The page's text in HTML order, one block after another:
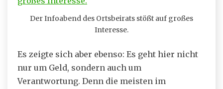
Der Infoabend des Ortsbeirats stößt auf großes
Interesse.
Es zeigte sich aber ebenso: Es geht hier nicht
nur um Geld, sondern auch um
Verantwortung. Denn die meisten im